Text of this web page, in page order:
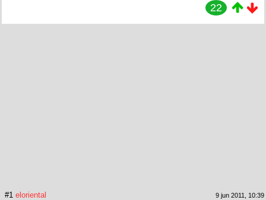
22
#1 eloriental 9 jun 2011, 10:39